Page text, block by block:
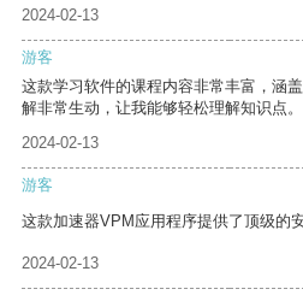
2024-02-13
游客
这款学习软件的课程内容非常丰富，涵
解非常生动，让我能够轻松理解知识点。
2024-02-13
游客
这款加速器VPM应用程序提供了顶级的
2024-02-13